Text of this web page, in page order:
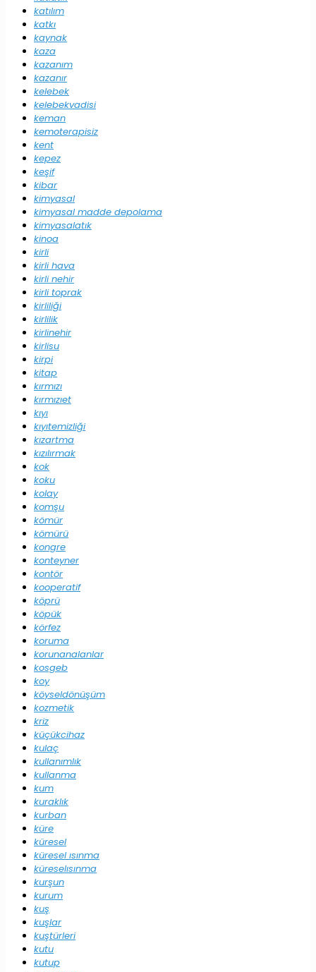
katılım
katkı
kaynak
kaza
kazanım
kazanır
kelebek
kelebekvadisi
keman
kemoterapisiz
kent
kepez
keşif
kibar
kimyasal
kimyasal madde depolama
kimyasalatık
kinoa
kirli
kirli hava
kirli nehir
kirli toprak
kirliliği
kirlilik
kirlinehir
kirlisu
kirpi
kitap
kırmızı
kırmızıet
kıyı
kıyıtemizliği
kızartma
kızılırmak
kok
koku
kolay
komşu
kömür
kömürü
kongre
konteyner
kontör
kooperatif
köprü
köpük
körfez
koruma
korunanalanlar
kosgeb
koy
köyseldönüşüm
kozmetik
kriz
küçükcihaz
kulaç
kullanımlık
kullanma
kum
kuraklık
kurban
küre
küresel
küresel ısınma
küreselısınma
kurşun
kurum
kuş
kuşlar
kuştürleri
kutu
kutup